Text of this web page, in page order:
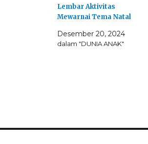
Lembar Aktivitas
Mewarnai Tema Natal
Desember 20, 2024
dalam "DUNIA ANAK"